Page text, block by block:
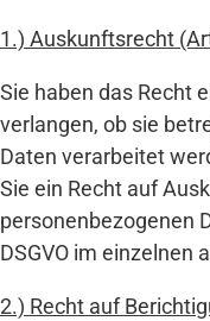
1.) Auskunftsrecht
Sie haben das Recht
verlangen, ob sie
Daten verarbeitet
Sie ein Recht auf
personenbezogenen
DSGVO im einzelnen
2.) Recht auf